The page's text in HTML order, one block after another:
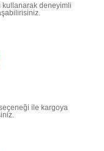
kullanarak deneyimli
ile kargoya